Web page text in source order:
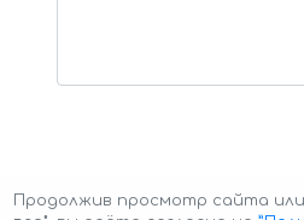
Продолжив просмотр сайта